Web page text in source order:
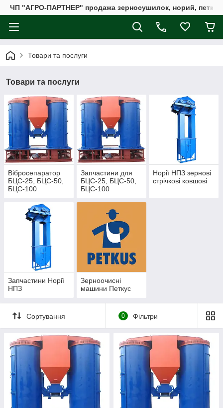
ЧП "АГРО-ПАРТНЕР" продажа зерносушилок, норий,
Товари та послуги
Товари та послуги
Вібросепаратор
БЦС-25, БЦС-50,
БЦС-100
Запчастини для
БЦС-25, БЦС-50,
БЦС-100
Норії НПЗ зернові
стрічкові ковшові
Запчастини Норії
НПЗ
Зерноочисні
машини Петкус
Сортування 0 Фільтри